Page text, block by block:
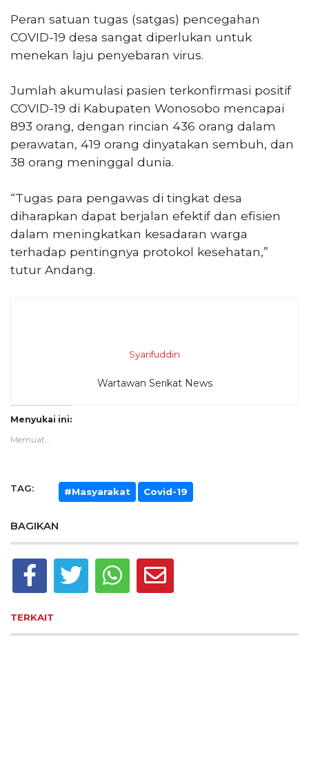
Peran satuan tugas (satgas) pencegahan
COVID-19 desa sangat diperlukan untuk
menekan laju penyebaran virus.
Jumlah akumulasi pasien terkonfirmasi positif
COVID-19 di Kabupaten Wonosobo mencapai
893 orang, dengan rincian 436 orang dalam
perawatan, 419 orang dinyatakan sembuh, dan
38 orang meninggal dunia.
“Tugas para pengawas di tingkat desa
diharapkan dapat berjalan efektif dan efisien
dalam meningkatkan kesadaran warga
terhadap pentingnya protokol kesehatan,”
tutur Andang.
Syarifuddin
Wartawan Serikat News
Menyukai ini:
Memuat...
TAG: #Masyarakat Covid-19
BAGIKAN
TERKAIT